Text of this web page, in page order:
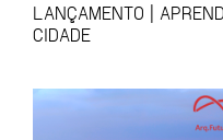
LANÇAMENTO |
CIDADE